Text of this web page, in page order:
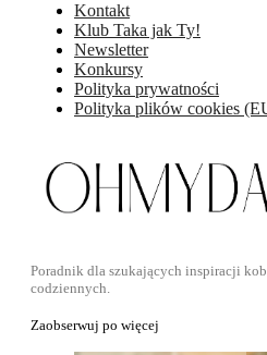
Kontakt
Klub Taka jak Ty!
Newsletter
Konkursy
Polityka prywatności
Polityka plików cookies
Poradnik dla szukających inspiracji
codziennych.
Zaobserwuj po więcej